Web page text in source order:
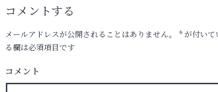
コメントする
メールアドレスが公開されることはありません。 *が付いて
る欄は必須項目です
コメント